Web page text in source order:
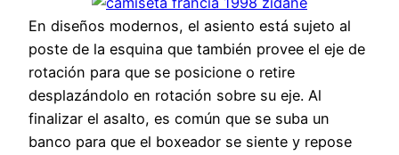
En diseños modernos, el asiento está sujeto al
poste de la esquina que también provee el eje de
rotación para que se posicione o retire
desplazándolo en rotación sobre su eje. Al
finalizar el asalto, es común que se suba un
banco para que el boxeador se siente y repose